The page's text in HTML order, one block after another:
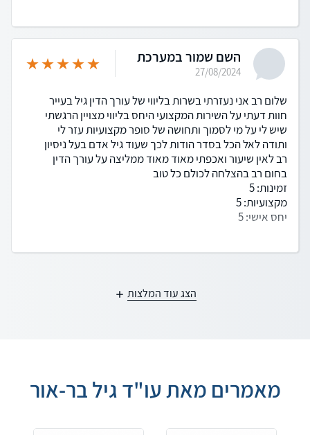
השם שמור במערכת
27/08/2024
שלום רב אני נעזרתי בשרות בליווי של עורך הדין גיל בעייר
חוות דעתי על השירות המקצועי היחס בליווי מצויין הרגשתי
שיש לי על מי לסמוך ותחושה של סופר מקצועיות עזר לי
ותודה לאל הכל בסדר הודות לכך שעוד גיל אדם בעל ניסיון
רב לאין שיעור ואכפתי מאוד מאוד ממליצה על עורך הדין
בחום רב בהצלחה לכולם כל טוב
זמינות: 5
מקצועיות: 5
יחס אישי: 5
הצג עוד המלצות
מאמרים מאת עו"ד גיל בר-אור